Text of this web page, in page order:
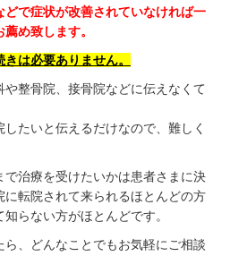
で症状が改善されていなければ一
め致します。
は必要ありません。
や整骨院、接骨院などに伝えなくて
たいと伝えるだけなので、難しく
で治療を受けたいかは患者さまに決
転院されて来られるほとんどの方
らない方がほとんどです。
、どんなことでもお気軽にご相談